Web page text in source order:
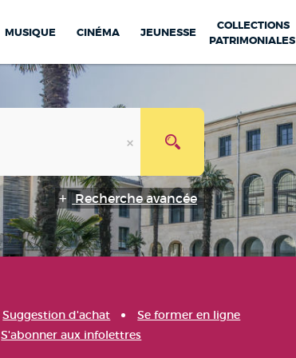
MUSIQUE CINÉMA JEUNESSE
COLLECTIONS
PATRIMONIALES
Recherche avancée
Suggestion d'achat
Se former en ligne
S'abonner aux infolettres